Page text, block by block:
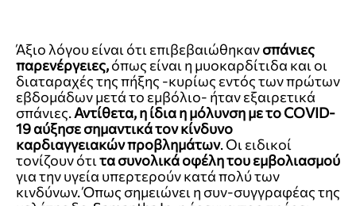
Άξιο λόγου είναι ότι επιβεβαιώθηκανσπάνιες
παρενέργειες,όπως είναι η μυοκαρδίτιδα και οι
διαταραχές της πήξης -κυρίως εντός των πρώτων
εβδομάδων μετά το εμβόλιο- ήταν εξαιρετικά
σπάνιες.Αντίθετα, η ίδια η μόλυνση με το COVID-
19 αύξησε σημαντικά τον κίνδυνο
καρδιαγγειακών προβλημάτων. Οι ειδικοί
τονίζουν ότιτα συνολικά οφέλη του εμβολιασμού
για την υγεία υπερτερούν κατά πολύ των
κινδύνων. Όπως σημειώνει η συν-συγγραφέας της